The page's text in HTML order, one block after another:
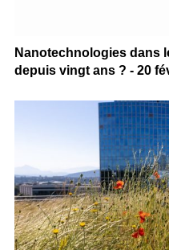
Nanotechnologies dans
depuis vingt ans ? - 20